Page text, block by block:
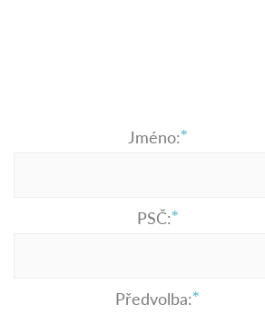
Jméno:
PSČ:
Předvolba: